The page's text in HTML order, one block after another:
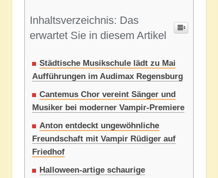
Inhaltsverzeichnis: Das
erwartet Sie in diesem Artikel
Städtische Musikschule lädt zu Mai
Aufführungen im Audimax Regensburg
Cantemus Chor vereint Sänger und
Musiker bei moderner Vampir-Premiere
Anton entdeckt ungewöhnliche
Freundschaft mit Vampir Rüdiger auf
Friedhof
Halloween-artige schaurige